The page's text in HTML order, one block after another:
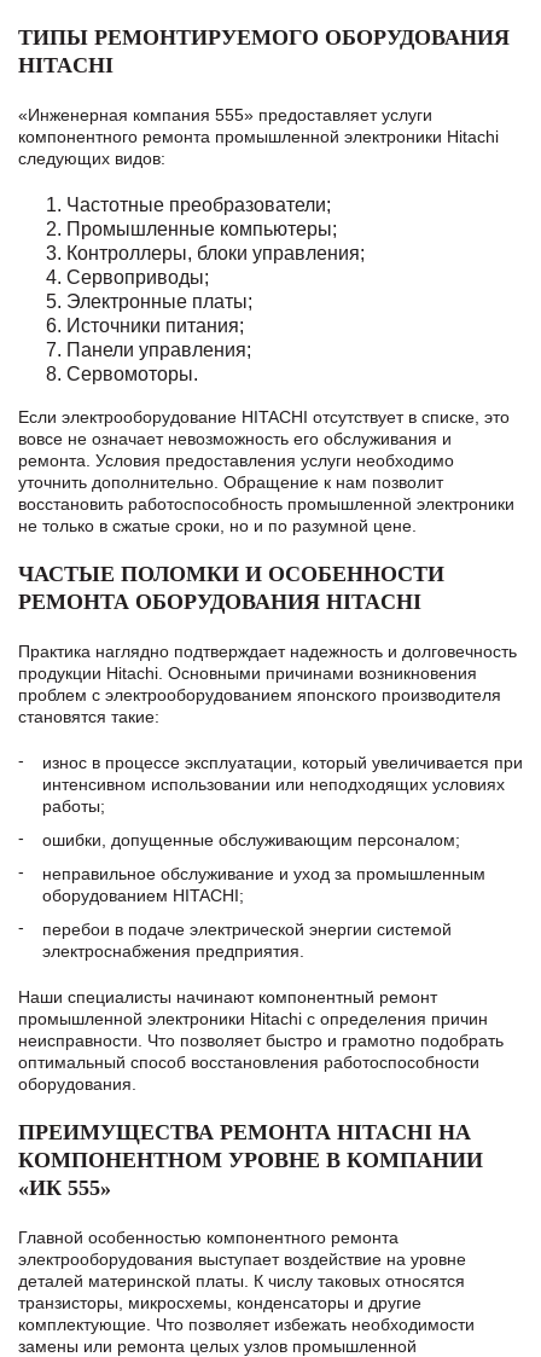
ТИПЫ РЕМОНТИРУЕМОГО ОБОРУДОВАНИЯ
HITACHI
«Инженерная компания 555» предоставляет услуги
компонентного ремонта промышленной электроники Hitachi
следующих видов:
Частотные преобразователи;
Промышленные компьютеры;
Контроллеры, блоки управления;
Сервоприводы;
Электронные платы;
Источники питания;
Панели управления;
Сервомоторы.
Если электрооборудование HITACHI отсутствует в списке, это
вовсе не означает невозможность его обслуживания и
ремонта. Условия предоставления услуги необходимо
уточнить дополнительно. Обращение к нам позволит
восстановить работоспособность промышленной электроники
не только в сжатые сроки, но и по разумной цене.
ЧАСТЫЕ ПОЛОМКИ И ОСОБЕННОСТИ
РЕМОНТА ОБОРУДОВАНИЯ HITACHI
Практика наглядно подтверждает надежность и долговечность
продукции Hitachi. Основными причинами возникновения
проблем с электрооборудованием японского производителя
становятся такие:
износ в процессе эксплуатации, который увеличивается при
интенсивном использовании или неподходящих условиях
работы;
ошибки, допущенные обслуживающим персоналом;
неправильное обслуживание и уход за промышленным
оборудованием HITACHI;
перебои в подаче электрической энергии системой
электроснабжения предприятия.
Наши специалисты начинают компонентный ремонт
промышленной электроники Hitachi с определения причин
неисправности. Что позволяет быстро и грамотно подобрать
оптимальный способ восстановления работоспособности
оборудования.
ПРЕИМУЩЕСТВА РЕМОНТА HITACHI НА
КОМПОНЕНТНОМ УРОВНЕ В КОМПАНИИ
«ИК 555»
Главной особенностью компонентного ремонта
электрооборудования выступает воздействие на уровне
деталей материнской платы. К числу таковых относятся
транзисторы, микросхемы, конденсаторы и другие
комплектующие. Что позволяет избежать необходимости
замены или ремонта целых узлов промышленной